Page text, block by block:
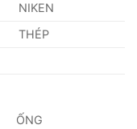
NIKEN
THÉP
ỐNG